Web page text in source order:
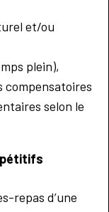
et/ou
plein),
compensatoires
selon le
repas d’une